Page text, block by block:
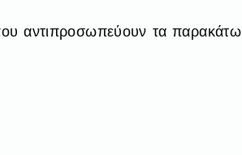
αντιπροσωπεύουν τα παρακάτω